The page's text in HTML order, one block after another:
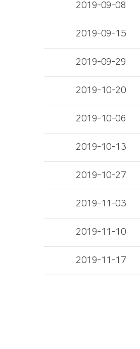
2019-09-08
2019-09-15
2019-09-29
2019-10-20
2019-10-06
2019-10-13
2019-10-27
2019-11-03
2019-11-10
2019-11-17